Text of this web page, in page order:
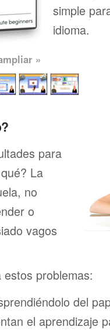
simple
idioma.
»
para
La
no
o
vagos
problemas:
del
el aprendizaje